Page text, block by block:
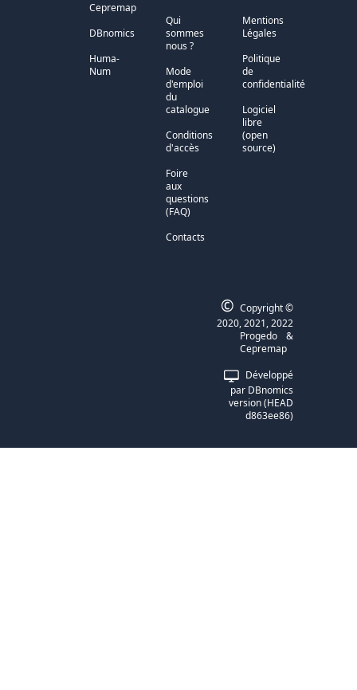
Cepremap
DBnomics
Huma-
Num
Qui
sommes
nous ?
Mode
d'emploi
du
catalogue
Conditions
d'accès
Foire
aux
questions
(FAQ)
Contacts
Mentions
Légales
Politique
de
confidentialité
Logiciel
libre
(open
source)
Développé
par DBnomics
version (HEAD
d863ee86)
© Copyright ©
2020, 2021, 2022
Progedo
&
Cepremap